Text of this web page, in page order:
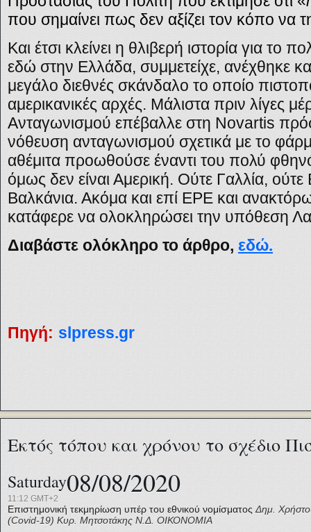
που σημαίνει πως δεν αξίζει τον κόπο να
Και έτσι κλείνει η θλιβερή ιστορία για το
εδώ στην Ελλάδα, συμμετείχε, ανέχθηκε
μεγάλο διεθνές σκάνδαλο το οποίο
αμερικανικές αρχές. Μάλιστα πριν λίγες
Ανταγωνισμού επέβαλλε στη Novartis
νόθευση ανταγωνισμού σχετικά με το
αθέμιτα προωθούσε έναντι του πολύ
όμως δεν είναι Αμερική. Ούτε Γαλλία,
Βαλκάνια. Ακόμα και επί ΕΡΕ και
κατάφερε να ολοκληρώσει την υπόθεση
Διαβάστε ολόκληρο το άρθρο, εδώ.
Πηγή: slpress.gr
Εκτός τόπου και χρόνου το σχέδιο
Saturday08/08/2020
11:12 GMT+2
Επιστημονική τεκμηρίωση υπέρ του εθνικού νομίσματος Δημ.
(Covid-19) Κυρ. Μητσοτάκης Ν.Δ. ΟΙΚΟΝΟΜΙΑ